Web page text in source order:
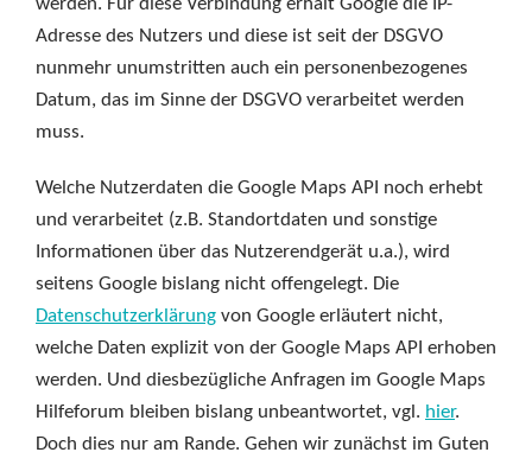
werden. Für diese Verbindung erhält Google die IP-
Adresse des Nutzers und diese ist seit der DSGVO
nunmehr unumstritten auch ein personenbezogenes
Datum, das im Sinne der DSGVO verarbeitet werden
muss.
Welche Nutzerdaten die Google Maps API noch erhebt
und verarbeitet (z.B. Standortdaten und sonstige
Informationen über das Nutzerendgerät u.a.), wird
seitens Google bislang nicht offengelegt. Die
Datenschutzerklärung von Google erläutert nicht,
welche Daten explizit von der Google Maps API erhoben
werden. Und diesbezügliche Anfragen im Google Maps
Hilfeforum bleiben bislang unbeantwortet, vgl. hier.
Doch dies nur am Rande. Gehen wir zunächst im Guten